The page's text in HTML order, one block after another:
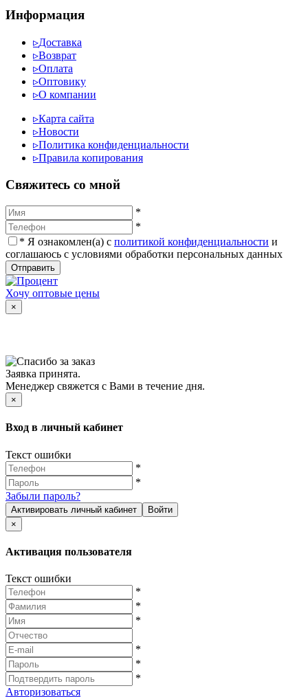
Информация
▹Доставка
▹Возврат
▹Оплата
▹Оптовику
▹О компании
▹Карта сайта
▹Новости
▹Политика конфиденциальности
▹Правила копирования
Cвяжитесь со мной
*
*
* Я ознакомлен(а) с политикой конфиденциальности и
соглашаюсь с условиями обработки персональных данных
Отправить
Хочу оптовые цены
×
Заявка принята.
Менеджер свяжется с Вами в течение дня.
×
Вход в личный кабинет
Текст ошибки
*
*
Забыли пароль?
Активировать личный кабинет
Войти
×
Активация пользователя
Текст ошибки
*
*
*
*
*
*
Авторизоваться